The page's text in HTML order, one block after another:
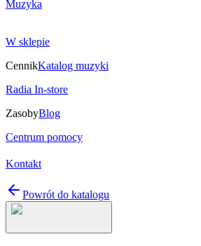
Muzyka
W sklepie
CennikKatalog muzyki
Radia In-store
ZasobyBlog
Centrum pomocy
Kontakt
Powrót do katalogu